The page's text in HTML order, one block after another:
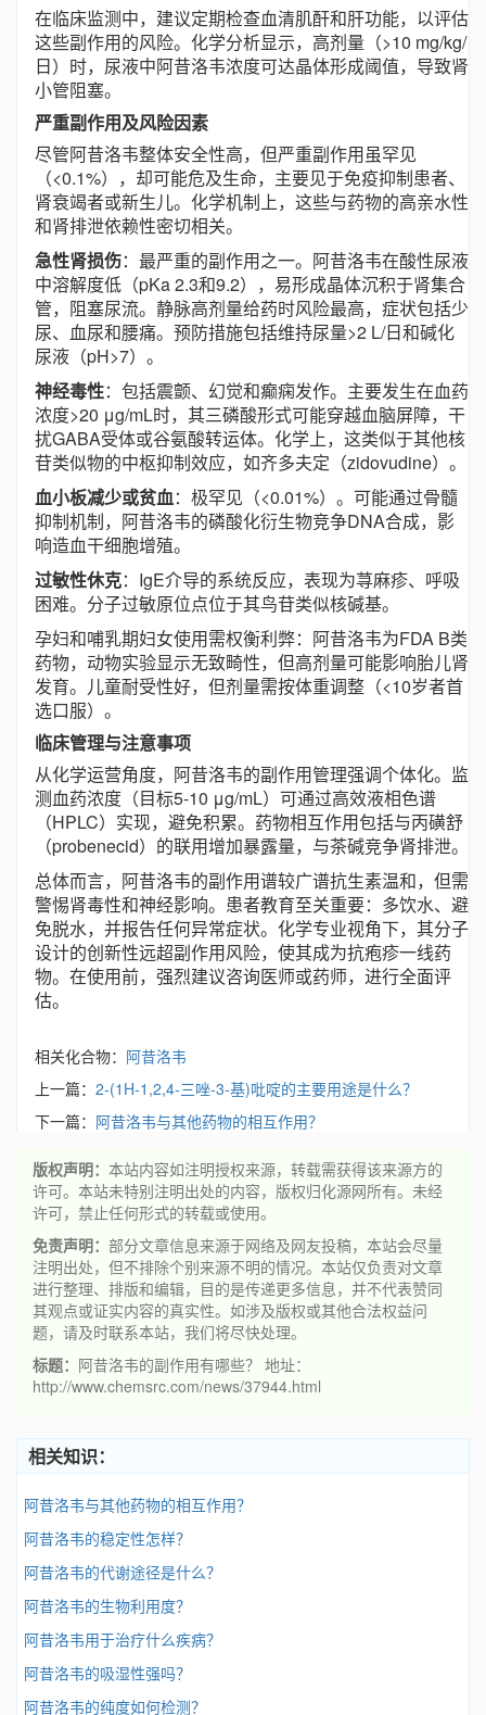
在临床监测中，建议定期检查血清肌酐和肝功能，以评估
这些副作用的风险。化学分析显示，高剂量（>10 mg/kg/
日）时，尿液中阿昔洛韦浓度可达晶体形成阈值，导致肾
小管阻塞。
严重副作用及风险因素
尽管阿昔洛韦整体安全性高，但严重副作用虽罕见
（<0.1%），却可能危及生命，主要见于免疫抑制患者、
肾衰竭者或新生儿。化学机制上，这些与药物的高亲水性
和肾排泄依赖性密切相关。
急性肾损伤：最严重的副作用之一。阿昔洛韦在酸性尿液
中溶解度低（pKa 2.3和9.2），易形成晶体沉积于肾集合
管，阻塞尿流。静脉高剂量给药时风险最高，症状包括少
尿、血尿和腰痛。预防措施包括维持尿量>2 L/日和碱化
尿液（pH>7）。
神经毒性：包括震颤、幻觉和癫痫发作。主要发生在血药
浓度>20 μg/mL时，其三磷酸形式可能穿越血脑屏障，干
扰GABA受体或谷氨酸转运体。化学上，这类似于其他核
苷类似物的中枢抑制效应，如齐多夫定（zidovudine）。
血小板减少或贫血：极罕见（<0.01%）。可能通过骨髓
抑制机制，阿昔洛韦的磷酸化衍生物竞争DNA合成，影
响造血干细胞增殖。
过敏性休克：IgE介导的系统反应，表现为荨麻疹、呼吸
困难。分子过敏原位点位于其鸟苷类似核碱基。
孕妇和哺乳期妇女使用需权衡利弊：阿昔洛韦为FDA B类
药物，动物实验显示无致畸性，但高剂量可能影响胎儿肾
发育。儿童耐受性好，但剂量需按体重调整（<10岁者首
选口服）。
临床管理与注意事项
从化学运营角度，阿昔洛韦的副作用管理强调个体化。监
测血药浓度（目标5-10 μg/mL）可通过高效液相色谱
（HPLC）实现，避免积累。药物相互作用包括与丙磺舒
（probenecid）的联用增加暴露量，与茶碱竞争肾排泄。
总体而言，阿昔洛韦的副作用谱较广谱抗生素温和，但需
警惕肾毒性和神经影响。患者教育至关重要：多饮水、避
免脱水，并报告任何异常症状。化学专业视角下，其分子
设计的创新性远超副作用风险，使其成为抗疱疹一线药
物。在使用前，强烈建议咨询医师或药师，进行全面评
估。
相关化合物： 阿昔洛韦
上一篇： 2-(1H-1,2,4-三唑-3-基)吡啶的主要用途是什么？
下一篇： 阿昔洛韦与其他药物的相互作用？
版权声明： 本站内容如注明授权来源，转载需获得该来源方的
许可。本站未特别注明出处的内容，版权归化源网所有。未经
许可，禁止任何形式的转载或使用。
免责声明： 部分文章信息来源于网络及网友投稿，本站会尽量
注明出处，但不排除个别来源不明的情况。本站仅负责对文章
进行整理、排版和编辑，目的是传递更多信息，并不代表赞同
其观点或证实内容的真实性。如涉及版权或其他合法权益问
题，请及时联系本站，我们将尽快处理。
标题： 阿昔洛韦的副作用有哪些？ 地址：
http://www.chemsrc.com/news/37944.html
相关知识：
阿昔洛韦与其他药物的相互作用？
阿昔洛韦的稳定性怎样？
阿昔洛韦的代谢途径是什么？
阿昔洛韦的生物利用度？
阿昔洛韦用于治疗什么疾病？
阿昔洛韦的吸湿性强吗？
阿昔洛韦的纯度如何检测？